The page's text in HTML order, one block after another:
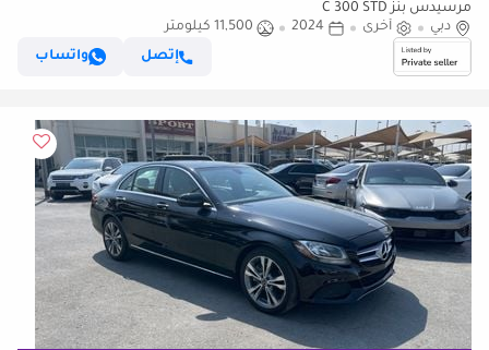
مرسيدس بنز C 300 STD
دبي
أخرى 2024
11,500 كيلومتر
إتصل
واتساب